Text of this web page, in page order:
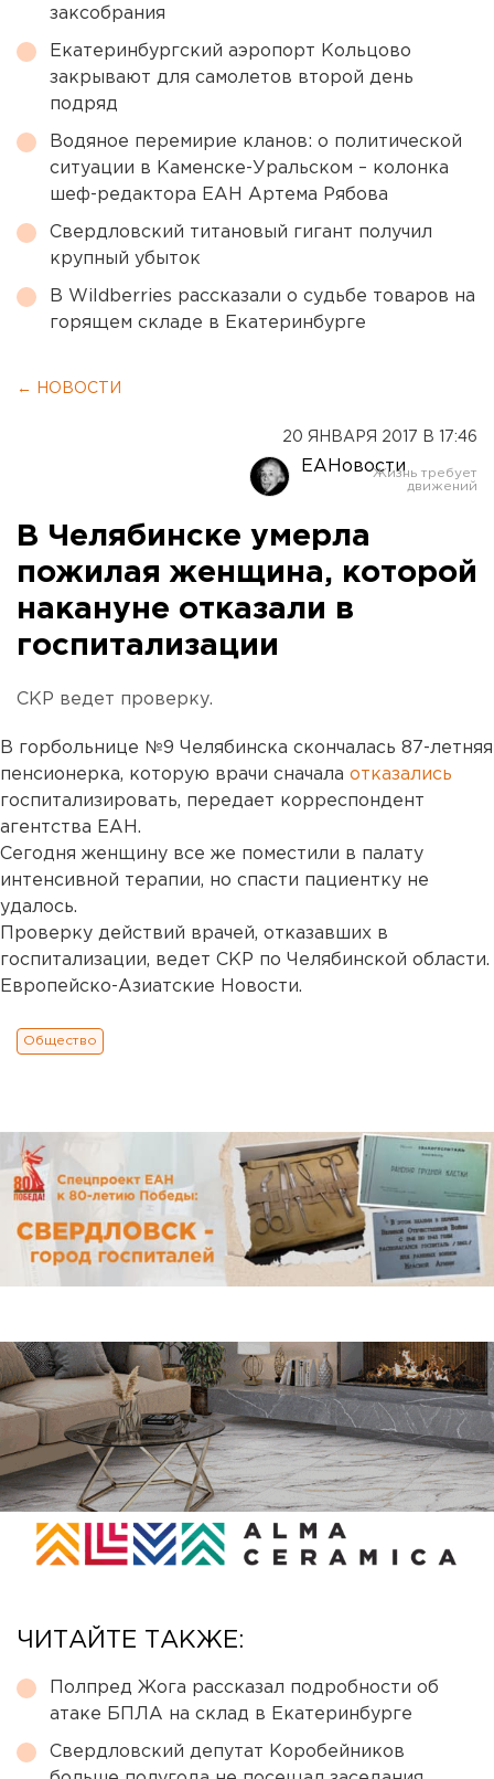
заксобрания
Екатеринбургский аэропорт Кольцово
закрывают для самолетов второй день
подряд
Водяное перемирие кланов: о политической
ситуации в Каменске-Уральском – колонка
шеф-редактора ЕАН Артема Рябова
Свердловский титановый гигант получил
крупный убыток
В Wildberries рассказали о судьбе товаров на
горящем складе в Екатеринбурге
← НОВОСТИ
20 ЯНВАРЯ 2017 В 17:46
ЕАНовости
В Челябинске умерла
пожилая женщина, которой
накануне отказали в
госпитализации
СКР ведет проверку.
В горбольнице №9 Челябинска скончалась 87-летняя
пенсионерка, которую врачи сначала отказались
госпитализировать, передает корреспондент
агентства ЕАН.
Сегодня женщину все же поместили в палату
интенсивной терапии, но спасти пациентку не
удалось.
Проверку действий врачей, отказавших в
госпитализации, ведет СКР по Челябинской области.
Европейско-Азиатские Новости.
Общество
ЧИТАЙТЕ ТАКЖЕ:
Полпред Жога рассказал подробности об
атаке БПЛА на склад в Екатеринбурге
Свердловский депутат Коробейников